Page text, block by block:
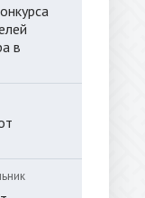
в